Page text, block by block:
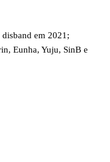
em 2021;
Eunha, Yuju, SinB e